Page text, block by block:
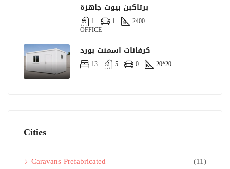
برتاكبن بيوت جاهزة
1 1 2400
OFFICE
كرفانات اسمنت بورد
13 5 0 20*20
Cities
Caravans Prefabricated
(11)